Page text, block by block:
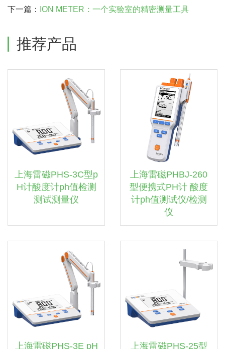
下一篇：
ION METER：一个实验室的精密测量工具
推荐产品
上海雷磁PHS-3C型p
H计酸度计ph值检测
测试测量仪
上海雷磁PHBJ-260
型便携式PH计 酸度
计ph值测试仪/检测
仪
上海雷磁PHS-3E pH 上海雷磁PHS-25型